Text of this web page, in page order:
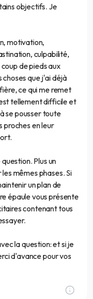
objectifs. Je
motivation,
culpabilité,
de pieds aux
choses que j'ai déjà
ce qui me remet
tellement difficile et
se pousser toute
proches en leur
Plus un
mêmes phases. Si
un plan de
épaule vous présente
contenant tous
la question: et si je
d'avance pour vos